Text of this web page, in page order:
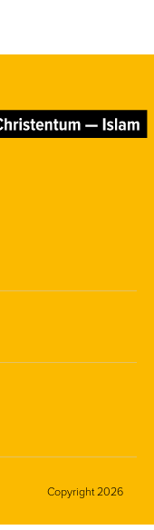
Copyright 2026